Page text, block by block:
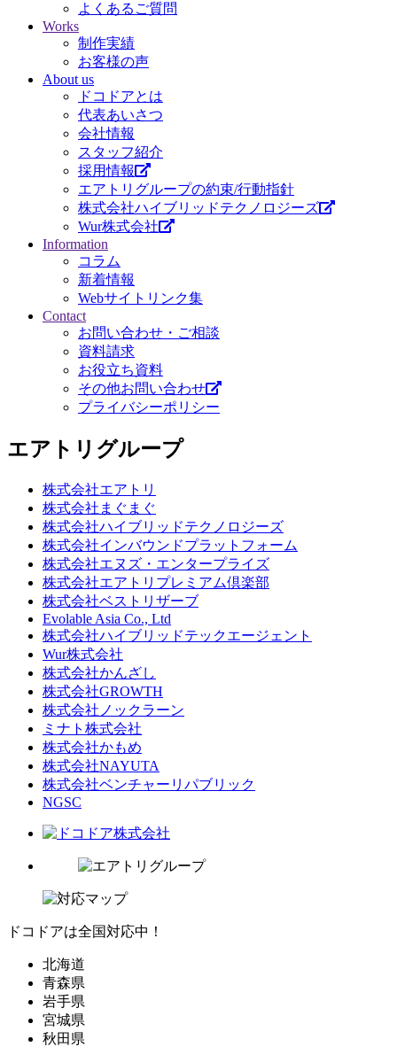
よくあるご質問
Works
制作実績
お客様の声
About us
ドコドアとは
代表あいさつ
会社情報
スタッフ紹介
採用情報
エアトリグループの約束/行動指針
株式会社ハイブリッドテクノロジーズ
Wur株式会社
Information
コラム
新着情報
Webサイトリンク集
Contact
お問い合わせ・ご相談
資料請求
お役立ち資料
その他お問い合わせ
プライバシーポリシー
エアトリグループ
株式会社エアトリ
株式会社まぐまぐ
株式会社ハイブリッドテクノロジーズ
株式会社インバウンドプラットフォーム
株式会社エヌズ・エンタープライズ
株式会社エアトリプレミアム倶楽部
株式会社ベストリザーブ
Evolable Asia Co., Ltd
株式会社ハイブリッドテックエージェント
Wur株式会社
株式会社かんざし
株式会社GROWTH
株式会社ノックラーン
ミナト株式会社
株式会社かもめ
株式会社NAYUTA
株式会社ベンチャーリパブリック
NGSC
ドコドアは全国対応中！
北海道
青森県
岩手県
宮城県
秋田県